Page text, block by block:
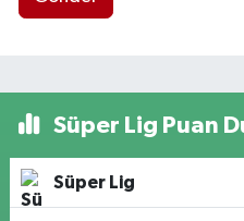
Süper Lig Puan
Süper Lig